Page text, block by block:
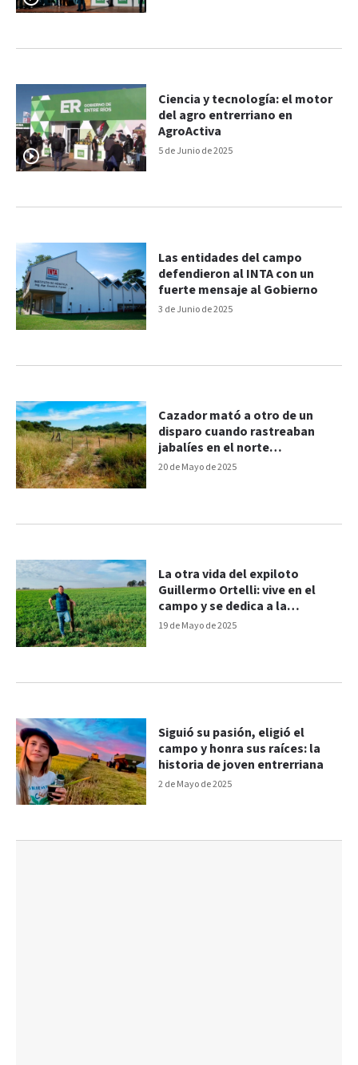
5 de Junio de 2025
Ciencia y tecnología: el motor
del agro entrerriano en
AgroActiva
3 de Junio de 2025
Las entidades del campo
defendieron al INTA con un
fuerte mensaje al Gobierno
20 de Mayo de 2025
Cazador mató a otro de un
disparo cuando rastreaban
jabalíes en el norte
santafesino
19 de Mayo de 2025
La otra vida del expiloto
Guillermo Ortelli: vive en el
campo y se dedica a la
actividad agropecuaria
2 de Mayo de 2025
Siguió su pasión, eligió el
campo y honra sus raíces: la
historia de joven entrerriana